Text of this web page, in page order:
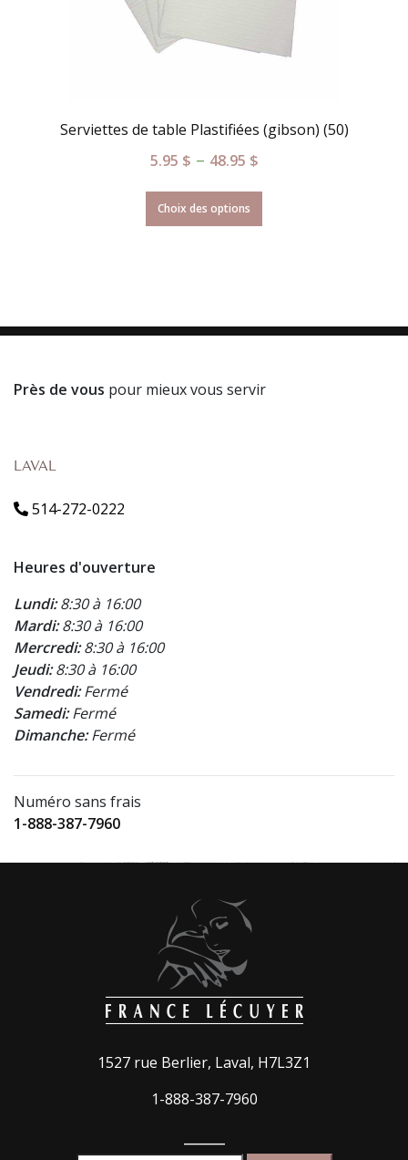
Serviettes de table Plastifiées (gibson) (50)
5.95 $ – 48.95 $
Choix des options
Près de vous pour mieux vous servir
LAVAL
514-272-0222
Heures d'ouverture
Lundi:8:30 à 16:00
Mardi:8:30 à 16:00
Mercredi:8:30 à 16:00
Jeudi:8:30 à 16:00
Vendredi:Fermé
Samedi:Fermé
Dimanche:Fermé
Numéro sans frais
1-888-387-7960
1527 rue Berlier, Laval, H7L3Z1
1-888-387-7960